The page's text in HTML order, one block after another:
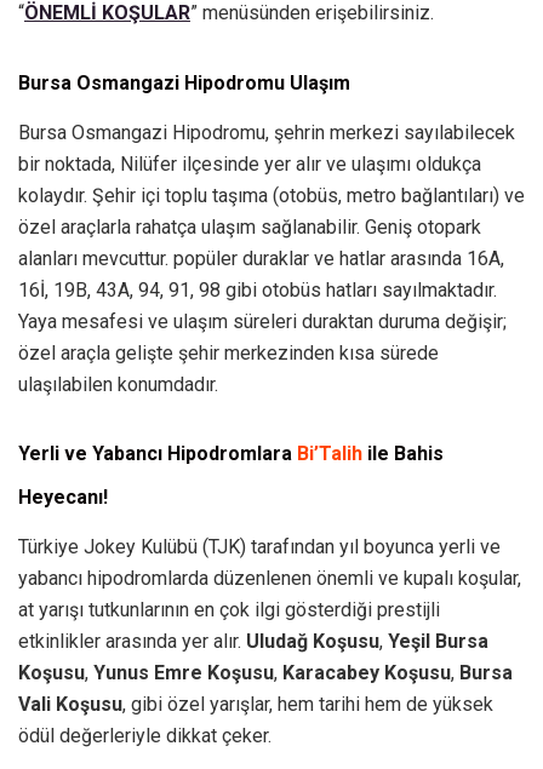
“ÖNEMLİ KOŞULAR” menüsünden erişebilirsiniz.
Bursa Osmangazi Hipodromu Ulaşım
Bursa Osmangazi Hipodromu, şehrin merkezi sayılabilecek
bir noktada, Nilüfer ilçesinde yer alır ve ulaşımı oldukça
kolaydır. Şehir içi toplu taşıma (otobüs, metro bağlantıları) ve
özel araçlarla rahatça ulaşım sağlanabilir. Geniş otopark
alanları mevcuttur. popüler duraklar ve hatlar arasında 16A,
16İ, 19B, 43A, 94, 91, 98 gibi otobüs hatları sayılmaktadır.
Yaya mesafesi ve ulaşım süreleri duraktan duruma değişir;
özel araçla gelişte şehir merkezinden kısa sürede
ulaşılabilen konumdadır.
Yerli ve Yabancı Hipodromlara Bi’Talih ile Bahis
Heyecanı!
Türkiye Jokey Kulübü (TJK) tarafından yıl boyunca yerli ve
yabancı hipodromlarda düzenlenen önemli ve kupalı koşular,
at yarışı tutkunlarının en çok ilgi gösterdiği prestijli
etkinlikler arasında yer alır. Uludağ Koşusu, Yeşil Bursa
Koşusu, Yunus Emre Koşusu, Karacabey Koşusu, Bursa
Vali Koşusu, gibi özel yarışlar, hem tarihi hem de yüksek
ödül değerleriyle dikkat çeker.